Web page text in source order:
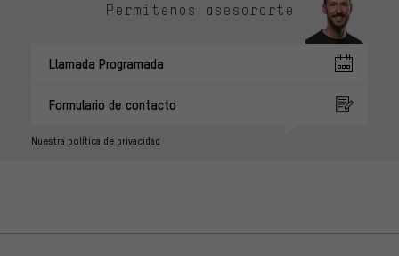
Permítenos asesorarte
Llamada Programada
Formulario de contacto
Nuestra política de privacidad